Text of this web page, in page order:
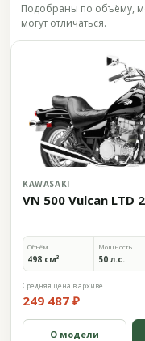
Подобраны по объёму,
могут отличаться.
KAWASAKI
VN 500 Vulcan LTD
Объём
498 см³
Мощность
50 л.с.
Средняя цена в архиве
249 487 ₽
О модели